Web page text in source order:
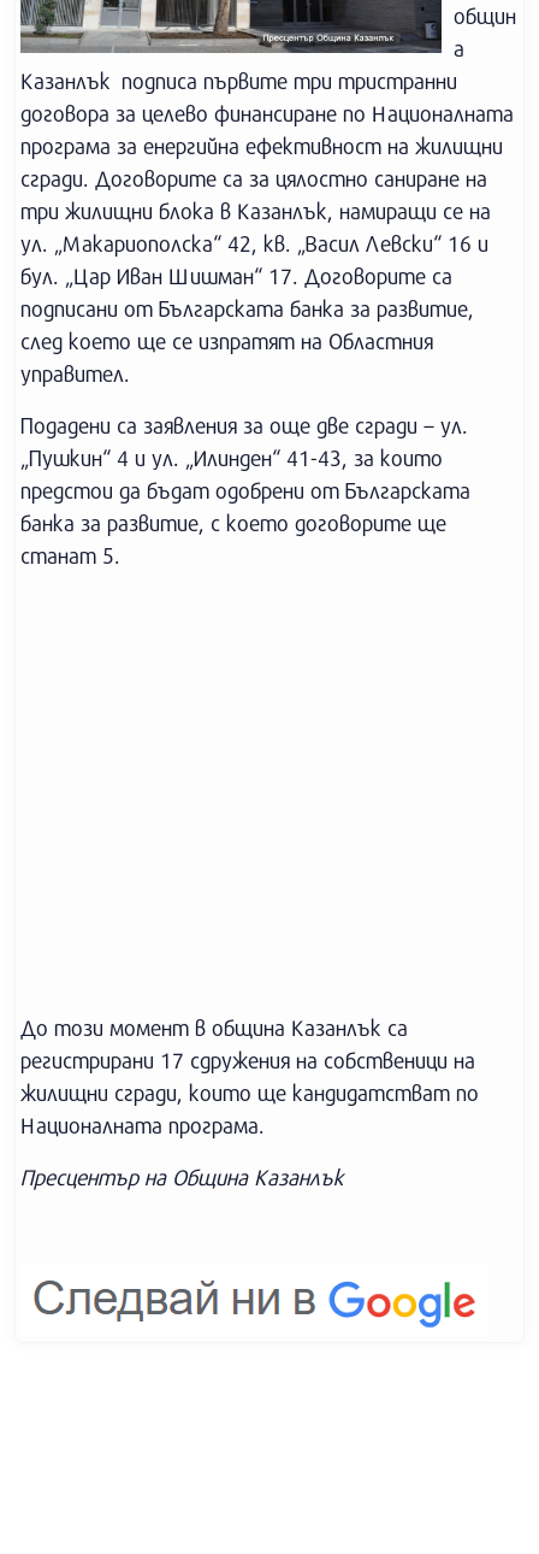
общин
а
Казанлък подписа първите три тристранни
договора за целево финансиране по Националната
програма за енергийна ефективност на жилищни
сгради. Договорите са за цялостно саниране на
три жилищни блока в Казанлък, намиращи се на
ул. „Макариополска“ 42, кв. „Васил Левски“ 16 и
бул. „Цар Иван Шишман“ 17. Договорите са
подписани от Българската банка за развитие,
след което ще се изпратят на Областния
управител.
Подадени са заявления за още две сгради – ул.
„Пушкин“ 4 и ул. „Илинден“ 41-43, за които
предстои да бъдат одобрени от Българската
банка за развитие, с което договорите ще
станат 5.
До този момент в община Казанлък са
регистрирани 17 сдружения на собственици на
жилищни сгради, които ще кандидатстват по
Националната програма.
Пресцентър на Община Казанлък